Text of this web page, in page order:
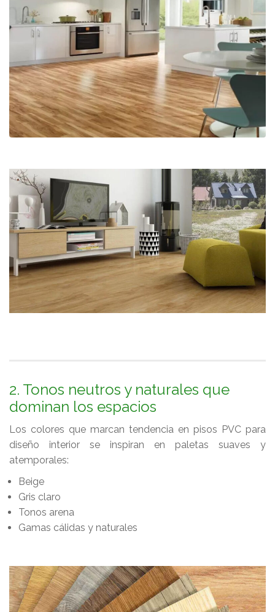
2. Tonos neutros y naturales que
dominan los espacios
Los colores que marcan tendencia en pisos PVC para
diseño interior se inspiran en paletas suaves y
atemporales:
Beige
Gris claro
Tonos arena
Gamas cálidas y naturales